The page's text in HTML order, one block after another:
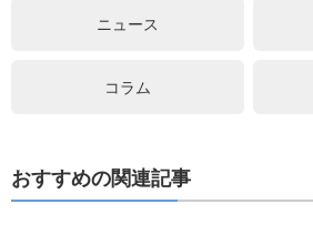
ニュース
コラム
おすすめの関連記事